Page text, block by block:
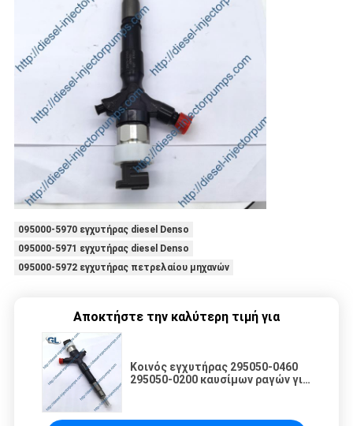
095000-5970 εγχυτήρας diesel Denso
095000-5971 εγχυτήρας diesel Denso
095000-5972 εγχυτήρας πετρελαίου μηχανών
Αποκτήστε την καλύτερη τιμή για
Κοινός εγχυτήρας 295050-0460
295050-0200 καυσίμων ραγών για